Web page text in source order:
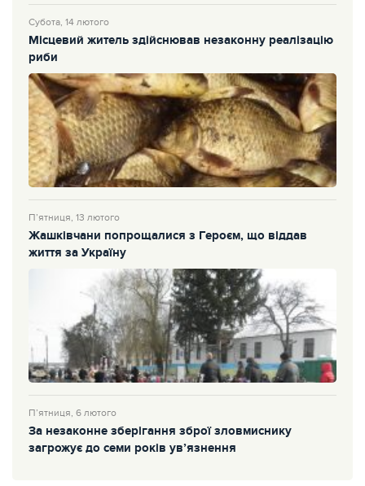
Субота, 14 лютого
Місцевий житель здійснював незаконну реалізацію
риби
П’ятниця, 13 лютого
Жашківчани попрощалися з Героєм, що віддав
життя за Україну
П’ятниця, 6 лютого
За незаконне зберігання зброї зловмиснику
загрожує до семи років ув’язнення